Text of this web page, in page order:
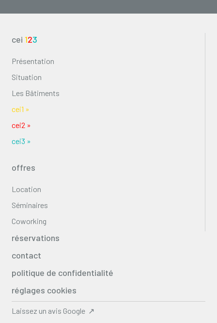
cei 123
Présentation
Situation
Les Bâtiments
cei1 »
cei2 »
cei3 »
offres
Location
Séminaires
Coworking
réservations
contact
politique de confidentialité
réglages cookies
Laissez un avis Google ↗